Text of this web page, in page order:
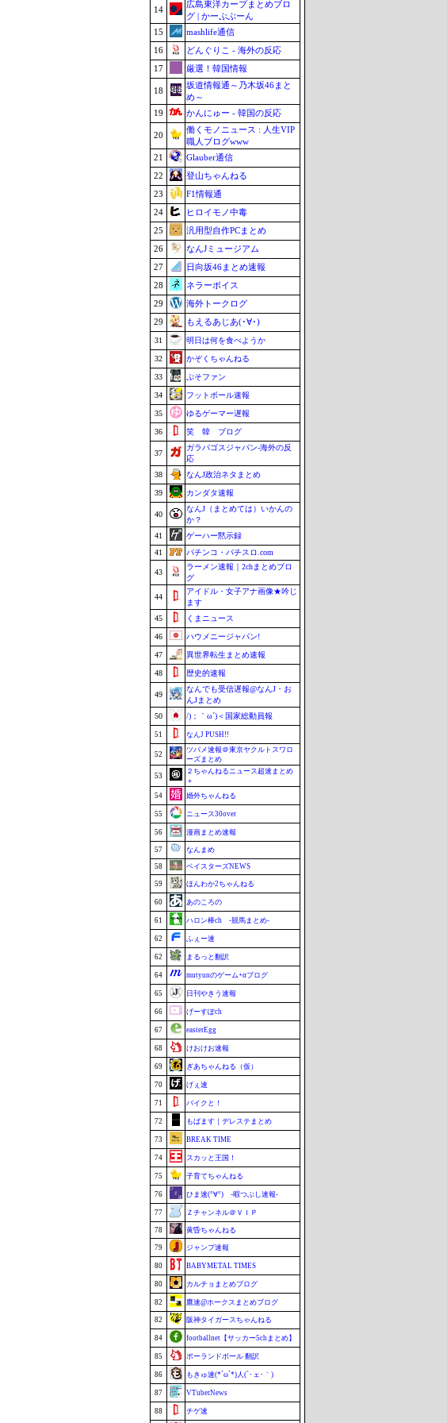
14
広島東洋カープまとめブロ
グ | かーぷぶーん
15
mashlife通信
16
どんぐりこ - 海外の反応
17
厳選！韓国情報
18
坂道情報通～乃木坂46まと
め～
19
かんにゅー - 韓国の反応
20
働くモノニュース : 人生VIP
職人ブログwww
21
Glauber通信
22
登山ちゃんねる
23
F1情報通
24
ヒロイモノ中毒
25
汎用型自作PCまとめ
26
なんJミュージアム
27
日向坂46まとめ速報
28
ネラーボイス
29
海外トークログ
29
もえるあじあ(･∀･)
31 明日は何を食べようか
32 かぞくちゃんねる
33 ぷそファン
34 フットボール速報
35 ゆるゲーマー遅報
36 笑 韓 ブログ
37
ガラパゴスジャパン-海外の反
応
38
なんJ政治ネタまとめ
39 カンダタ速報
40
なんJ（まとめては）いかんの
か？
41
ゲーハー黙示録
41
パチンコ・パチスロ.com
43
ラーメン速報｜2chまとめブロ
グ
44
アイドル・女子アナ画像★吟じ
ます
45
くまニュース
46 ハウメニージャパン!
47 異世界転生まとめ速報
48 歴史的速報
49
なんでも受信遅報@なんJ・お
んJまとめ
50
/)；｀ω´)＜国家総動員報
51 なんJ PUSH!!
52
ツバメ速報＠東京ヤクルトスワロ
ーズまとめ
53
２ちゃんねるニュース超速まとめ
＋
54
婚外ちゃんねる
55 ニュース30over
56 漫画まとめ速報
57 なんまめ
58 ベイスターズNEWS
59 ほんわか2ちゃんねる
60 あのころの
61 ハロン棒ch -競馬まとめ-
62 ふぇー速
62 まるっと翻訳
64 mutyunのゲーム+αブログ
65 日刊やきう速報
66 げーすぽch
67 easterEgg
68 けおけお速報
69 ぎあちゃんねる（仮）
70 げぇ速
71 バイクと！
72 もばます｜デレステまとめ
73 BREAK TIME
74 スカッと王国！
75 子育てちゃんねる
76 ひま速(°∀°) -暇つぶし速報-
77 Ｚチャンネル＠ＶＩＰ
78 黄昏ちゃんねる
79 ジャンプ速報
80 BABYMETAL TIMES
80 カルチョまとめブログ
82 鷹速@ホークスまとめブログ
82 阪神タイガースちゃんねる
84 footballnet【サッカー5chまとめ】
85 ポーランドボール 翻訳
86 もきゅ速(*´ω`*)人(´･ェ･｀)
87 VTuberNews
88 チゲ速